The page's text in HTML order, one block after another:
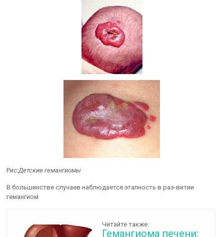
Рис:Детские гемангиомы
В большинстве случаев наблюдается этапность в раз-витии
гемангиом
Читайте также:
Гемангиома печени: